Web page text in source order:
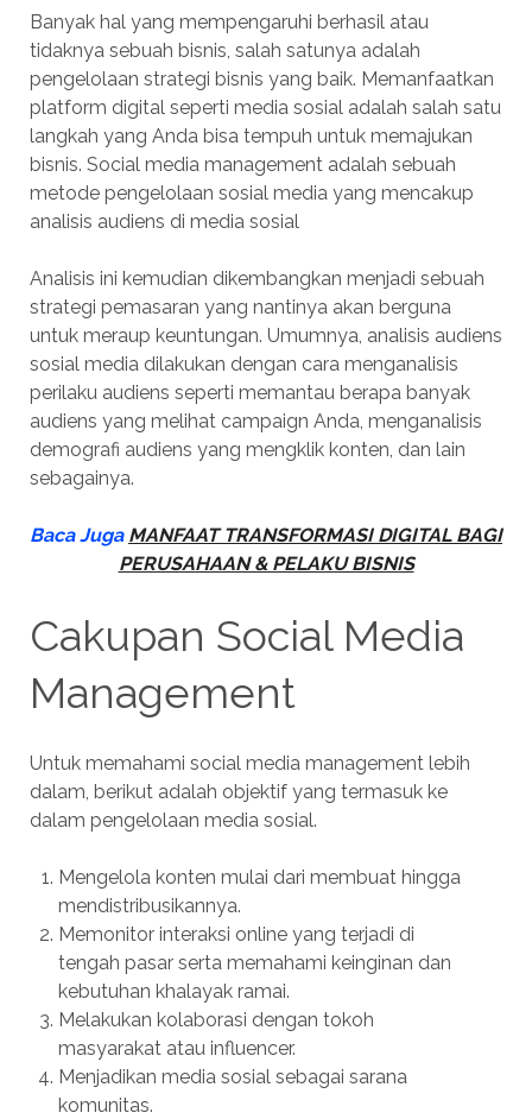
Banyak hal yang mempengaruhi berhasil atau
tidaknya sebuah bisnis, salah satunya adalah
pengelolaan strategi bisnis yang baik. Memanfaatkan
platform digital seperti media sosial adalah salah satu
langkah yang Anda bisa tempuh untuk memajukan
bisnis. Social media management adalah sebuah
metode pengelolaan sosial media yang mencakup
analisis audiens di media sosial
Analisis ini kemudian dikembangkan menjadi sebuah
strategi pemasaran yang nantinya akan berguna
untuk meraup keuntungan. Umumnya, analisis audiens
sosial media dilakukan dengan cara menganalisis
perilaku audiens seperti memantau berapa banyak
audiens yang melihat campaign Anda, menganalisis
demografi audiens yang mengklik konten, dan lain
sebagainya.
Baca Juga MANFAAT TRANSFORMASI DIGITAL BAGI
PERUSAHAAN & PELAKU BISNIS
Cakupan Social Media
Management
Untuk memahami social media management lebih
dalam, berikut adalah objektif yang termasuk ke
dalam pengelolaan media sosial.
Mengelola konten mulai dari membuat hingga
mendistribusikannya.
Memonitor interaksi online yang terjadi di
tengah pasar serta memahami keinginan dan
kebutuhan khalayak ramai.
Melakukan kolaborasi dengan tokoh
masyarakat atau influencer.
Menjadikan media sosial sebagai sarana
komunitas.